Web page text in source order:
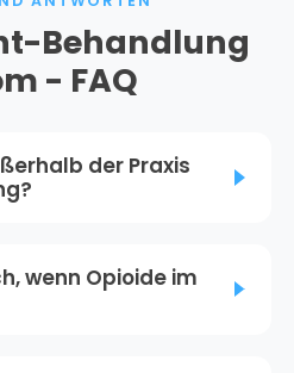
Behandlung
- FAQ
der Praxis
wenn Opioide im